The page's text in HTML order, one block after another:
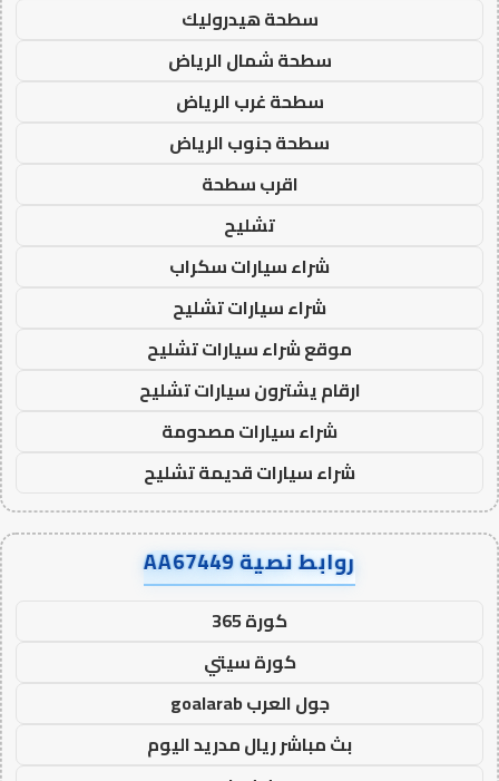
سطحة هيدروليك
سطحة شمال الرياض
سطحة غرب الرياض
سطحة جنوب الرياض
اقرب سطحة
تشليح
شراء سيارات سكراب
شراء سيارات تشليح
موقع شراء سيارات تشليح
ارقام يشترون سيارات تشليح
شراء سيارات مصدومة
شراء سيارات قديمة تشليح
روابط نصية AA67449
كورة 365
كورة سيتي
جول العرب goalarab
بث مباشر ريال مدريد اليوم